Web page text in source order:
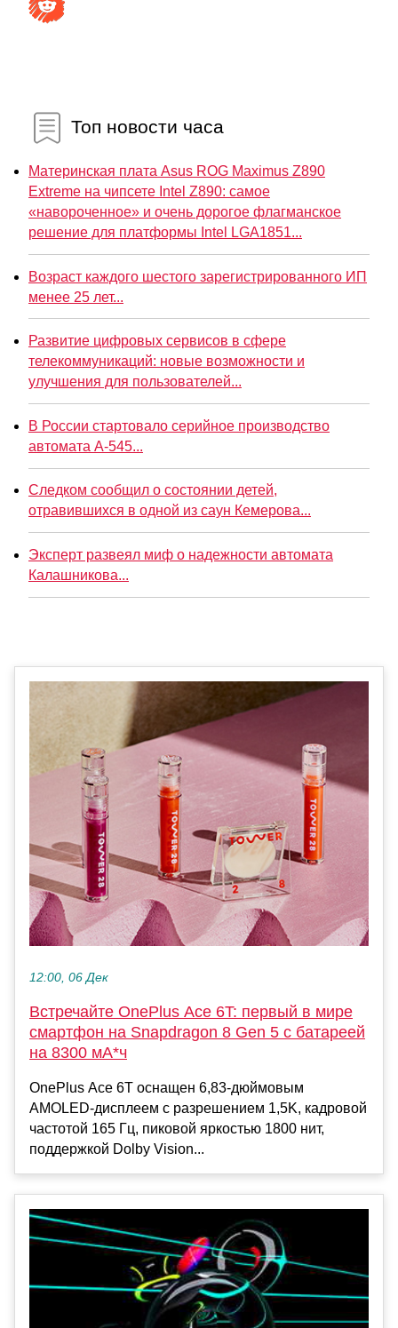
Топ новости часа
Материнская плата Asus ROG Maximus Z890
Extreme на чипсете Intel Z890: самое
«навороченное» и очень дорогое флагманское
решение для платформы Intel LGA1851...
Возраст каждого шестого зарегистрированного ИП
менее 25 лет...
Развитие цифровых сервисов в сфере
телекоммуникаций: новые возможности и
улучшения для пользователей...
В России стартовало серийное производство
автомата А-545...
Следком сообщил о состоянии детей,
отравившихся в одной из саун Кемерова...
Эксперт развеял миф о надежности автомата
Калашникова...
12:00, 06 Дек
Встречайте OnePlus Ace 6T: первый в мире
смартфон на Snapdragon 8 Gen 5 с батареей
на 8300 мА*ч
OnePlus Ace 6T оснащен 6,83-дюймовым
AMOLED-дисплеем с разрешением 1,5K, кадровой
частотой 165 Гц, пиковой яркостью 1800 нит,
поддержкой Dolby Vision...